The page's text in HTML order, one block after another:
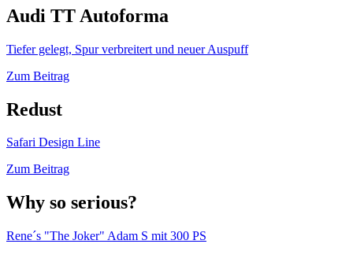
Audi TT Autoforma
Tiefer gelegt, Spur verbreitert und neuer Auspuff
Zum Beitrag
Redust
Safari Design Line
Zum Beitrag
Why so serious?
Rene´s "The Joker" Adam S mit 300 PS